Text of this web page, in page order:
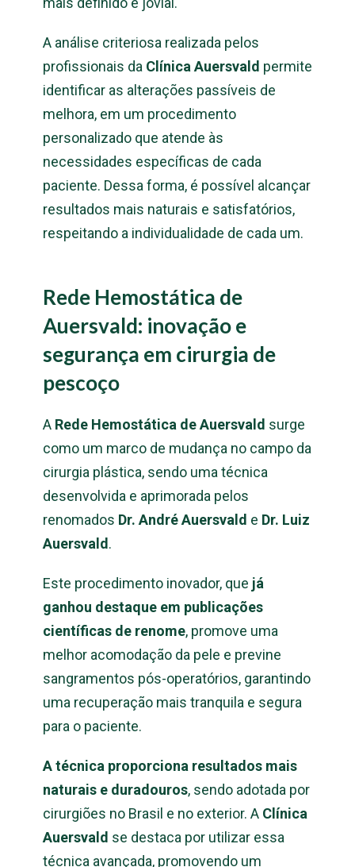
A análise criteriosa realizada pelos
profissionais da Clínica Auersvald permite
identificar as alterações passíveis de
melhora, em um procedimento
personalizado que atende às
necessidades específicas de cada
paciente. Dessa forma, é possível alcançar
resultados mais naturais e satisfatórios,
respeitando a individualidade de cada um.
Rede Hemostática de
Auersvald: inovação e
segurança em cirurgia de
pescoço
A Rede Hemostática de Auersvald surge
como um marco de mudança no campo da
cirurgia plástica, sendo uma técnica
desenvolvida e aprimorada pelos
renomados Dr. André Auersvald e Dr. Luiz
Auersvald.
Este procedimento inovador, que já
ganhou destaque em publicações
científicas de renome, promove uma
melhor acomodação da pele e previne
sangramentos pós-operatórios, garantindo
uma recuperação mais tranquila e segura
para o paciente.
A técnica proporciona resultados mais
naturais e duradouros, sendo adotada por
cirurgiões no Brasil e no exterior. A Clínica
Auersvald se destaca por utilizar essa
técnica avançada, promovendo um